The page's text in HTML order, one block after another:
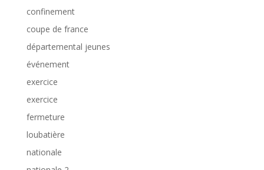
confinement
coupe de france
départemental jeunes
événement
exercice
exercice
fermeture
loubatière
nationale